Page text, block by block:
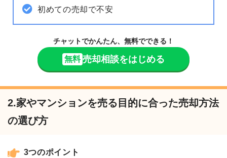
初めての売却で不安
チャットでかんたん、無料でできる！
無料 売却相談をはじめる
2.家やマンションを売る目的に合った売却方法
の選び方
3つのポイント